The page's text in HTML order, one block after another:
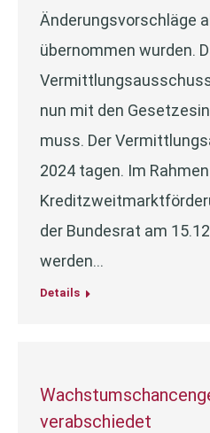
Änderungsvorschläge
übernommen wurden.
nun mit den
muss. Der
2024 tagen. Im
der Bundesrat am
werden…
Details
verabschiedet